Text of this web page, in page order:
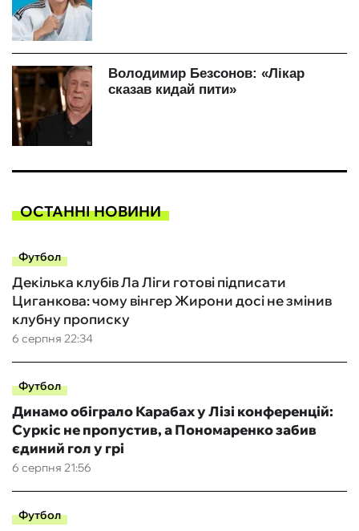
ОСТАННІ НОВИНИ
Футбол
6 серпня 22:34
Декілька клубів Ла Ліги готові підписати
Циганкова: чому вінгер Жирони досі не змінив
клубну прописку
Футбол
6 серпня 21:56
Динамо обіграло Карабах у Лізі конференцій:
Суркіс не пропустив, а Пономаренко забив
єдиний гол у грі
Футбол